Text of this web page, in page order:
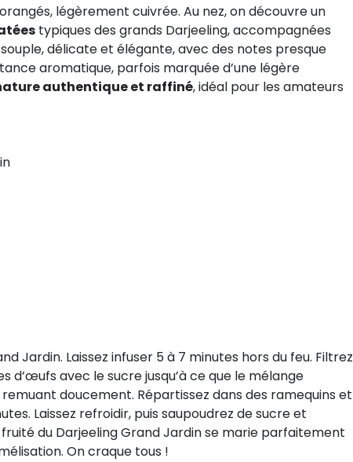
légèrement cuivrée. Au nez, on découvre un
typiques des grands Darjeeling, accompagnées
délicate et élégante, avec des notes presque
aromatique, parfois marquée d’une légère
authentique et raffiné, idéal pour les amateurs
Jardin. Laissez infuser 5 à 7 minutes hors du feu. Filtrez
d’œufs avec le sucre jusqu’à ce que le mélange
doucement. Répartissez dans des ramequins et
Laissez refroidir, puis saupoudrez de sucre et
du Darjeeling Grand Jardin se marie parfaitement
On craque tous !